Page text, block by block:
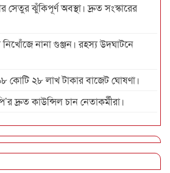
সেতুর ঝুঁকিপূর্ণ অবস্থা। দ্রুত সংস্কারের
নিখোঁজে নানা গুঞ্জন। রহস্য উদঘাটনে
কোটি ২৮ লাখ টাকার বাজেট ঘোষণা।
দ্রুত কাউন্সিল চান নেতাকর্মীরা।